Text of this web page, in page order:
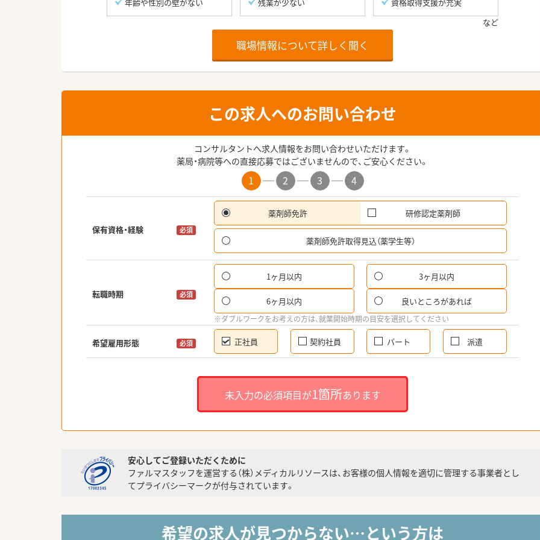
職場情報について詳しく聞く
この求人へのお問い合わせ
コンサルタントへ求人情報をお問い合わせいただけます。
薬局・病院等への直接応募ではございませんので、ご安心ください。
1 2 3 4
保有資格・経験 必須
薬剤師免許 研修認定薬剤師
薬剤師免許取得見込（薬学生等）
転職時期 必須
1ヶ月以内 3ヶ月以内
6ヶ月以内 良いところがあれば
※ダブルワークをお考えの方は、就業開始時期の目安を選択してください
希望雇用形態 必須 正社員 契約社員 パート 派遣
未入力の必須項目が1箇所あります
安心してご登録いただくために
ファルマスタッフを運営する（株）メディカルリソースは、お客様の個人情報を適切に管理する事業者とし
てプライバシーマークが付与されています。
希望の求人が見つからない…という方は